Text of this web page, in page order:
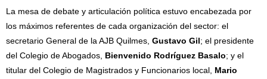
La mesa de debate y articulación política estuvo encabezada por
los máximos referentes de cada organización del sector: el
secretario General de la AJB Quilmes, Gustavo Gil; el presidente
del Colegio de Abogados, Bienvenido Rodríguez Basalo; y el
titular del Colegio de Magistrados y Funcionarios local, Mario